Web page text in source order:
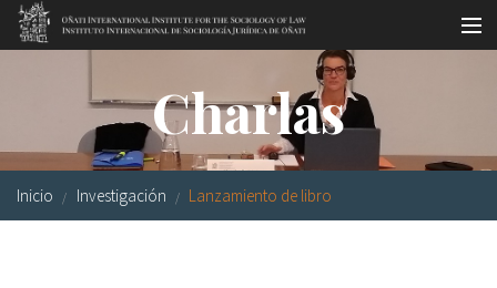
Pasar al contenido principal
Visitas
Biblioteca
Charlas
Inicio Investigación Lanzamiento de libro